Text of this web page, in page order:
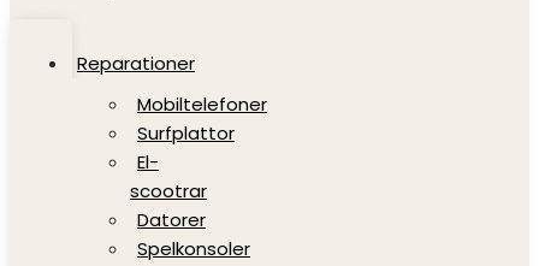
Reparationer
Mobiltelefoner
Surfplattor
El-
scootrar
Datorer
Spelkonsoler